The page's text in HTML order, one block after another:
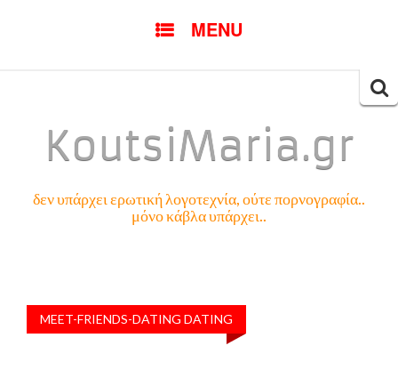
MENU
KoutsiMaria.gr
δεν υπάρχει ερωτική λογοτεχνία, ούτε πορνογραφία..
μόνο κάβλα υπάρχει..
MEET-FRIENDS-DATING DATING